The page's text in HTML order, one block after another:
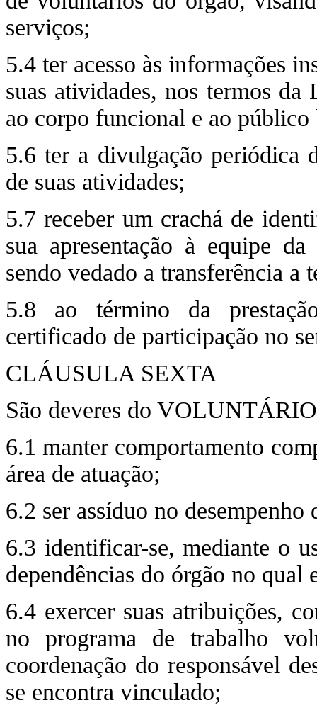
serviços;
5.4 ter acesso às informações
suas atividades, nos termos da
ao corpo funcional e ao
5.6 ter a divulgação periódica
de suas atividades;
5.7 receber um crachá de
sua apresentação à equipe
sendo vedado a transferência a
5.8 ao término da
certificado de participação no
CLÁUSULA SEXTA
São deveres do
6.1 manter comportamento
área de atuação;
6.2 ser assíduo no desempenho
6.3 identificar-se, mediante o
dependências do órgão no qual
6.4 exercer suas atribuições,
no programa de trabalho
coordenação do responsável
se encontra vinculado;